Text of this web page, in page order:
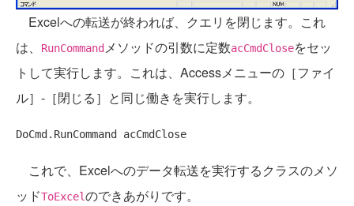
Excelへの転送が終われば、クエリを閉じます。これ
は、
RunCommand メソッドの引数に定数acCmdCloseをセッ
トして実行します。これは、Accessメニューの［ファイ
ル］-［閉じる］と同じ働きを実行します。
これで、Excelへのデータ転送を実行するクラスのメソ
ッドToExcelのできあがりです。